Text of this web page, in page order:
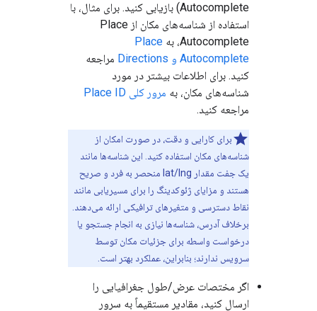
Autocomplete) بازیابی کنید. برای مثال، با
استفاده از شناسه‌های مکان از Place
Autocomplete، به
Place
Autocomplete و Directions
مراجعه
کنید. برای اطلاعات بیشتر در مورد
شناسه‌های مکان، به مرور کلی Place ID
مراجعه کنید.
برای کارایی و دقت، در صورت امکان از
شناسه‌های مکان استفاده کنید. این شناسه‌ها مانند
یک جفت مقدار lat/lng منحصر به فرد و صریح
هستند و مزایای ژئوکدینگ را برای مسیریابی مانند
نقاط دسترسی و متغیرهای ترافیکی ارائه می‌دهند.
برخلاف آدرس، شناسه‌ها نیازی به انجام جستجو یا
درخواست واسطه برای جزئیات مکان توسط
سرویس ندارند؛ بنابراین، عملکرد بهتر است.
اگر مختصات عرض/طول جغرافیایی را
ارسال کنید، مقادیر مستقیماً به سرور